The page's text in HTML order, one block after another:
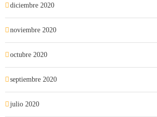
diciembre 2020
noviembre 2020
octubre 2020
septiembre 2020
julio 2020